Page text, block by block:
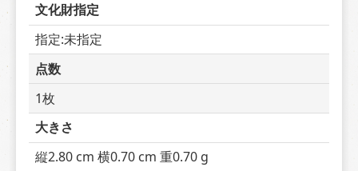
文化財指定
指定:未指定
点数
1枚
大きさ
縦2.80 cm 横0.70 cm 重0.70 g